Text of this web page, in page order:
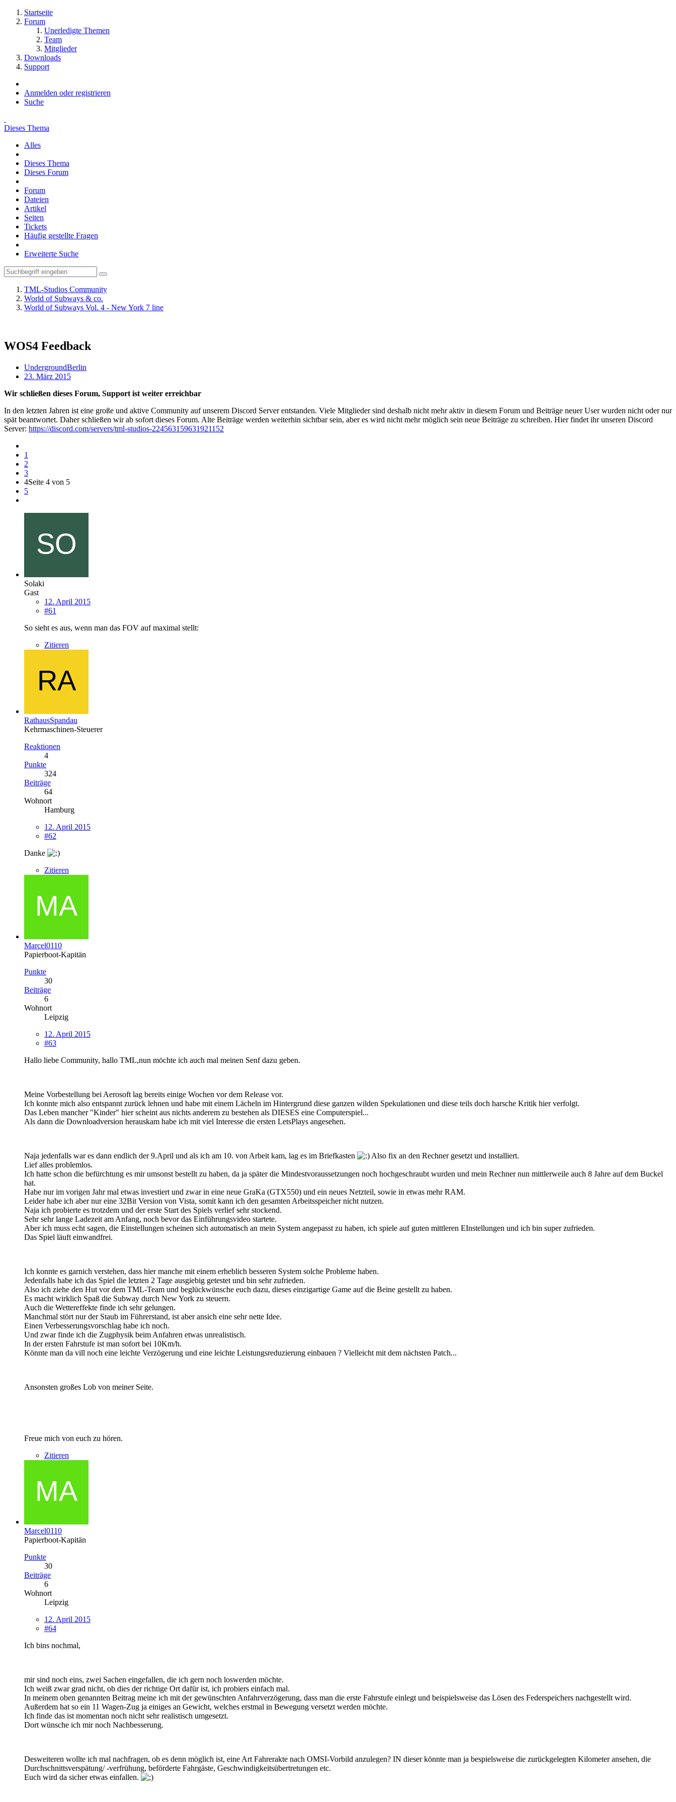
Startseite
Forum
Unerledigte Themen
Team
Mitglieder
Downloads
Support
Anmelden oder registrieren
Suche
Dieses Thema
Alles
Dieses Thema
Dieses Forum
Forum
Dateien
Artikel
Seiten
Tickets
Häufig gestellte Fragen
Erweiterte Suche
TML-Studios Community
World of Subways & co.
World of Subways Vol. 4 - New York 7 line
WOS4 Feedback
UndergroundBerlin
23. März 2015
Wir schließen dieses Forum, Support ist weiter erreichbar
In den letzten Jahren ist eine große und aktive Community auf unserem Discord Server entstanden. Viele Mitglieder sind deshalb nicht mehr aktiv in diesem Forum und Beiträge neuer User wurden nicht oder nur
spät beantwortet. Daher schließen wir ab sofort dieses Forum. Alte Beiträge werden weiterhin sichtbar sein, aber es wird nicht mehr möglich sein neue Beiträge zu schreiben. Hier findet ihr unseren Discord
Server: https://discord.com/servers/tml-studios-224563159631921152
1
2
3
4Seite 4 von 5
5
Solaki
Gast
12. April 2015
#61
So sieht es aus, wenn man das FOV auf maximal stellt:
Zitieren
RathausSpandau
Kehrmaschinen-Steuerer
Reaktionen
4
Punkte
324
Beiträge
64
Wohnort
Hamburg
12. April 2015
#62
Danke
Zitieren
Marcel0110
Papierboot-Kapitän
Punkte
30
Beiträge
6
Wohnort
Leipzig
12. April 2015
#63
Hallo liebe Community, hallo TML,nun möchte ich auch mal meinen Senf dazu geben.
Meine Vorbestellung bei Aerosoft lag bereits einige Wochen vor dem Release vor.
Ich konnte mich also entspannt zurück lehnen und habe mit einem Lächeln im Hintergrund diese ganzen wilden Spekulationen und diese teils doch harsche Kritik hier verfolgt.
Das Leben mancher "Kinder" hier scheint aus nichts anderem zu bestehen als DIESES eine Computerspiel...
Als dann die Downloadversion herauskam habe ich mit viel Interesse die ersten LetsPlays angesehen.
Naja jedenfalls war es dann endlich der 9.April und als ich am 10. von Arbeit kam, lag es im Briefkasten
Also fix an den Rechner gesetzt und installiert.
Lief alles problemlos.
Ich hatte schon die befürchtung es mir umsonst bestellt zu haben, da ja später die Mindestvoraussetzungen noch hochgeschraubt wurden und mein Rechner nun mittlerweile auch 8 Jahre auf dem Buckel
hat.
Habe nur im vorigen Jahr mal etwas investiert und zwar in eine neue GraKa (GTX550) und ein neues Netzteil, sowie in etwas mehr RAM.
Leider habe ich aber nur eine 32Bit Version von Vista, somit kann ich den gesamten Arbeitsspeicher nicht nutzen.
Naja ich probierte es trotzdem und der erste Start des Spiels verlief sehr stockend.
Sehr sehr lange Ladezeit am Anfang, noch bevor das Einführungsvideo startete.
Aber ich muss echt sagen, die Einstellungen scheinen sich automatisch an mein System angepasst zu haben, ich spiele auf guten mittleren EInstellungen und ich bin super zufrieden.
Das Spiel läuft einwandfrei.
Ich konnte es garnich verstehen, dass hier manche mit einem erheblich besseren System solche Probleme haben.
Jedenfalls habe ich das Spiel die letzten 2 Tage ausgiebig getestet und bin sehr zufrieden.
Also ich ziehe den Hut vor dem TML-Team und beglückwünsche euch dazu, dieses einzigartige Game auf die Beine gestellt zu haben.
Es macht wirklich Spaß die Subway durch New York zu steuern.
Auch die Wettereffekte finde ich sehr gelungen.
Manchmal stört nur der Staub im Führerstand, ist aber ansich eine sehr nette Idee.
Einen Verbesserungsvorschlag habe ich noch.
Und zwar finde ich die Zugphysik beim Anfahren etwas unrealistisch.
In der ersten Fahrstufe ist man sofort bei 10Km/h.
Könnte man da vill noch eine leichte Verzögerung und eine leichte Leistungsreduzierung einbauen ? Vielleicht mit dem nächsten Patch...
Ansonsten großes Lob von meiner Seite.
Freue mich von euch zu hören.
Zitieren
Marcel0110
Papierboot-Kapitän
Punkte
30
Beiträge
6
Wohnort
Leipzig
12. April 2015
#64
Ich bins nochmal,
mir sind noch eins, zwei Sachen eingefallen, die ich gern noch loswerden möchte.
Ich weiß zwar grad nicht, ob dies der richtige Ort dafür ist, ich probiers einfach mal.
In meinem oben genannten Beitrag meine ich mit der gewünschten Anfahrverzögerung, dass man die erste Fahrstufe einlegt und beispielsweise das Lösen des Federspeichers nachgestellt wird.
Außerdem hat so ein 11 Wagen-Zug ja einiges an Gewicht, welches erstmal in Bewegung versetzt werden möchte.
Ich finde das ist momentan noch nicht sehr realistisch umgesetzt.
Dort wünsche ich mir noch Nachbesserung.
Desweiteren wollte ich mal nachfragen, ob es denn möglich ist, eine Art Fahrerakte nach OMSI-Vorbild anzulegen? IN dieser könnte man ja bespielsweise die zurückgelegten Kilometer ansehen, die
Durchschnittsverspätung/ -verfrühung, beförderte Fahrgäste, Geschwindigkeitsübertretungen etc.
Euch wird da sicher etwas einfallen.